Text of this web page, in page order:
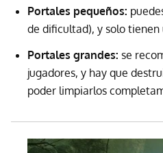
Portales pequeños:
de dificultad), y solo tienen
Portales grandes: se
jugadores, y hay que
poder limpiarlos